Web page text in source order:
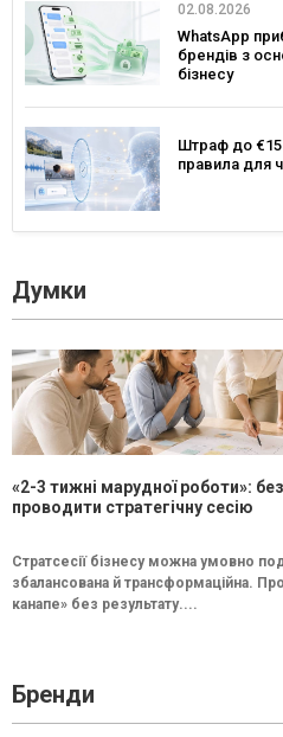
02.08.2026
WhatsApp
брендів з
бізнесу
Штраф до €15
правила для
Думки
«2-3 тижні марудної роботи»:
проводити стратегічну сесію
Стратсесії бізнесу можна умовно
збалансована й трансформаційна.
канапе» без результату....
Бренди